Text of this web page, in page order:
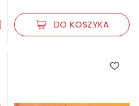
DO KOSZYKA